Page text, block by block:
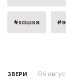
#кошка
ЗВЕРИ 06